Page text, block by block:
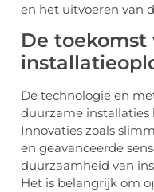
en het uitvoeren van
De toekomst
De technologie en
duurzame
Innovaties zoals
en geavanceerde
duurzaamheid van
Het is belangrijk om